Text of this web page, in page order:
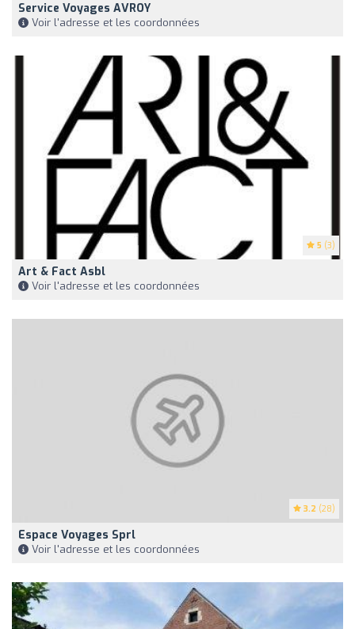
Service Voyages AVROY
Voir l'adresse et les coordonnées
5 (3)
Art & Fact Asbl
Voir l'adresse et les coordonnées
3.2 (28)
Espace Voyages Sprl
Voir l'adresse et les coordonnées